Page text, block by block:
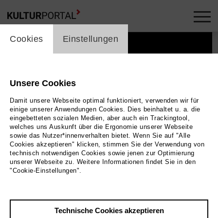
cookie_layer
Cookies Einstellungen
Unsere Cookies
Damit unsere Webseite optimal funktioniert, verwenden wir für
einige unserer Anwendungen Cookies. Dies beinhaltet u. a. die
eingebetteten sozialen Medien, aber auch ein Trackingtool,
welches uns Auskunft über die Ergonomie unserer Webseite
sowie das Nutzer*innenverhalten bietet. Wenn Sie auf "Alle
Cookies akzeptieren" klicken, stimmen Sie der Verwendung von
technisch notwendigen Cookies sowie jenen zur Optimierung
unserer Webseite zu. Weitere Informationen findet Sie in den
"Cookie-Einstellungen".
Technische Cookies akzeptieren